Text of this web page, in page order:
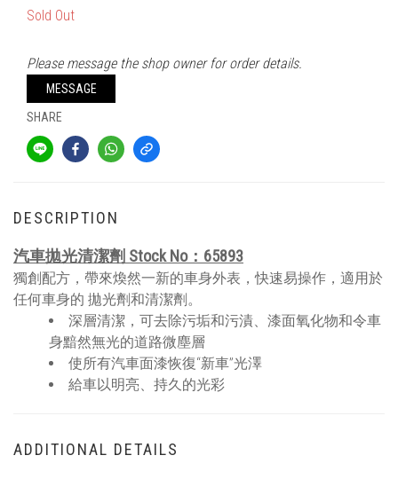
Sold Out
Please message the shop owner for order details.
MESSAGE
SHARE
DESCRIPTION
汽車拋光清潔劑 Stock No：65893
獨創配方，帶來煥然一新的車身外表，快速易操作，適用於
任何車身的 拋光劑和清潔劑。
深層清潔，可去除污垢和污漬、漆面氧化物和令車
身黯然無光的道路微塵層
使所有汽車面漆恢復“新車”光澤
給車以明亮、持久的光彩
ADDITIONAL DETAILS